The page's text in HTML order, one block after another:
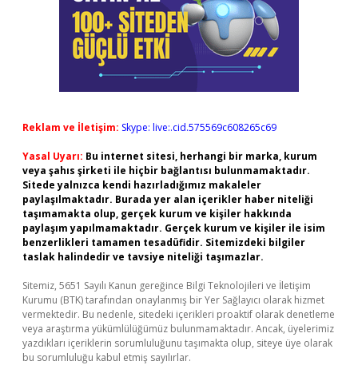
Reklam ve İletişim: Skype: live:.cid.575569c608265c69
Yasal Uyarı: Bu internet sitesi, herhangi bir marka, kurum
veya şahıs şirketi ile hiçbir bağlantısı bulunmamaktadır.
Sitede yalnızca kendi hazırladığımız makaleler
paylaşılmaktadır. Burada yer alan içerikler haber niteliği
taşımamakta olup, gerçek kurum ve kişiler hakkında
paylaşım yapılmamaktadır. Gerçek kurum ve kişiler ile isim
benzerlikleri tamamen tesadüfidir. Sitemizdeki bilgiler
taslak halindedir ve tavsiye niteliği taşımazlar.
Sitemiz, 5651 Sayılı Kanun gereğince Bilgi Teknolojileri ve İletişim
Kurumu (BTK) tarafından onaylanmış bir Yer Sağlayıcı olarak hizmet
vermektedir. Bu nedenle, sitedeki içerikleri proaktif olarak denetleme
veya araştırma yükümlülüğümüz bulunmamaktadır. Ancak, üyelerimiz
yazdıkları içeriklerin sorumluluğunu taşımakta olup, siteye üye olarak
bu sorumluluğu kabul etmiş sayılırlar.